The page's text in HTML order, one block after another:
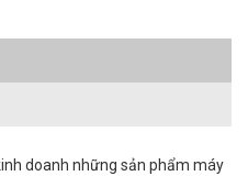
doanh những sản phẩm máy